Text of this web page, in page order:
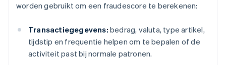
worden gebruikt om een fraudescore te berekenen:
Transactiegegevens: bedrag, valuta, type artikel,
tijdstip en frequentie helpen om te bepalen of de
activiteit past bij normale patronen.